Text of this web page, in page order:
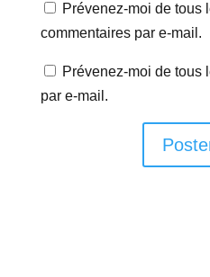
Prévenez-moi de tous
commentaires par e-mail.
Prévenez-moi de tous
par e-mail.